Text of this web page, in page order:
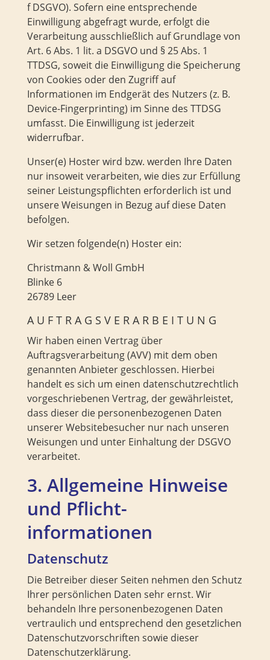
f DSGVO). Sofern eine entsprechende
Einwilligung abgefragt wurde, erfolgt die
Verarbeitung ausschließlich auf Grundlage von
Art. 6 Abs. 1 lit. a DSGVO und § 25 Abs. 1
TTDSG, soweit die Einwilligung die Speicherung
von Cookies oder den Zugriff auf
Informationen im Endgerät des Nutzers (z. B.
Device-Fingerprinting) im Sinne des TTDSG
umfasst. Die Einwilligung ist jederzeit
widerrufbar.
Unser(e) Hoster wird bzw. werden Ihre Daten
nur insoweit verarbeiten, wie dies zur Erfüllung
seiner Leistungspflichten erforderlich ist und
unsere Weisungen in Bezug auf diese Daten
befolgen.
Wir setzen folgende(n) Hoster ein:
Christmann & Woll GmbH
Blinke 6
26789 Leer
AUFTRAGSVERARBEITUNG
Wir haben einen Vertrag über
Auftragsverarbeitung (AVV) mit dem oben
genannten Anbieter geschlossen. Hierbei
handelt es sich um einen datenschutzrechtlich
vorgeschriebenen Vertrag, der gewährleistet,
dass dieser die personenbezogenen Daten
unserer Websitebesucher nur nach unseren
Weisungen und unter Einhaltung der DSGVO
verarbeitet.
3. Allgemeine Hinweise
und Pflicht­
informationen
Datenschutz
Die Betreiber dieser Seiten nehmen den Schutz
Ihrer persönlichen Daten sehr ernst. Wir
behandeln Ihre personenbezogenen Daten
vertraulich und entsprechend den gesetzlichen
Datenschutzvorschriften sowie dieser
Datenschutzerklärung.